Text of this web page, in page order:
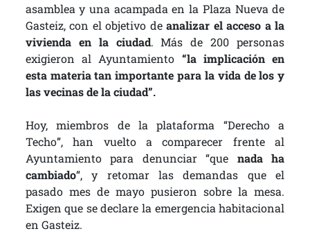
asamblea y una acampada en la Plaza Nueva de
Gasteiz, con el objetivo deanalizar el acceso a la
vivienda en la ciudad. Más de 200 personas
exigieron al Ayuntamiento “la implicación en
esta materia tan importante para la vida de los y
las vecinas de la ciudad”.
Hoy, miembros de la plataforma “Derecho a
Techo”, han vuelto a comparecer frente al
Ayuntamiento para denunciar “que nada ha
cambiado“, y retomar las demandas que el
pasado mes de mayo pusieron sobre la mesa.
Exigen que se declare la emergencia habitacional
en Gasteiz.